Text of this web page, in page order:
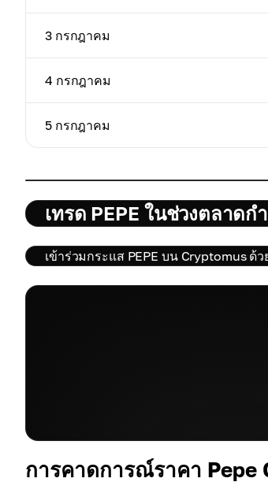
3 กรกฎาคม
4 กรกฎาคม
5 กรกฎาคม
เทรด PEPE ในช่วงตลาดก
เข้าร่วมกระแส PEPE บน Cryptomus ด้
การคาดการณ์ราคา Pepe